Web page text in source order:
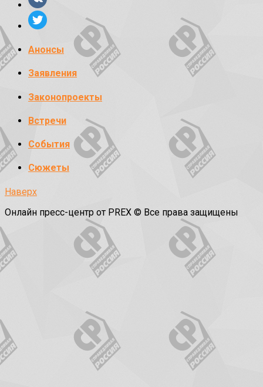
Анонсы
Заявления
Законопроекты
Встречи
События
Сюжеты
Наверх
Онлайн пресс-центр от PREX © Все права защищены